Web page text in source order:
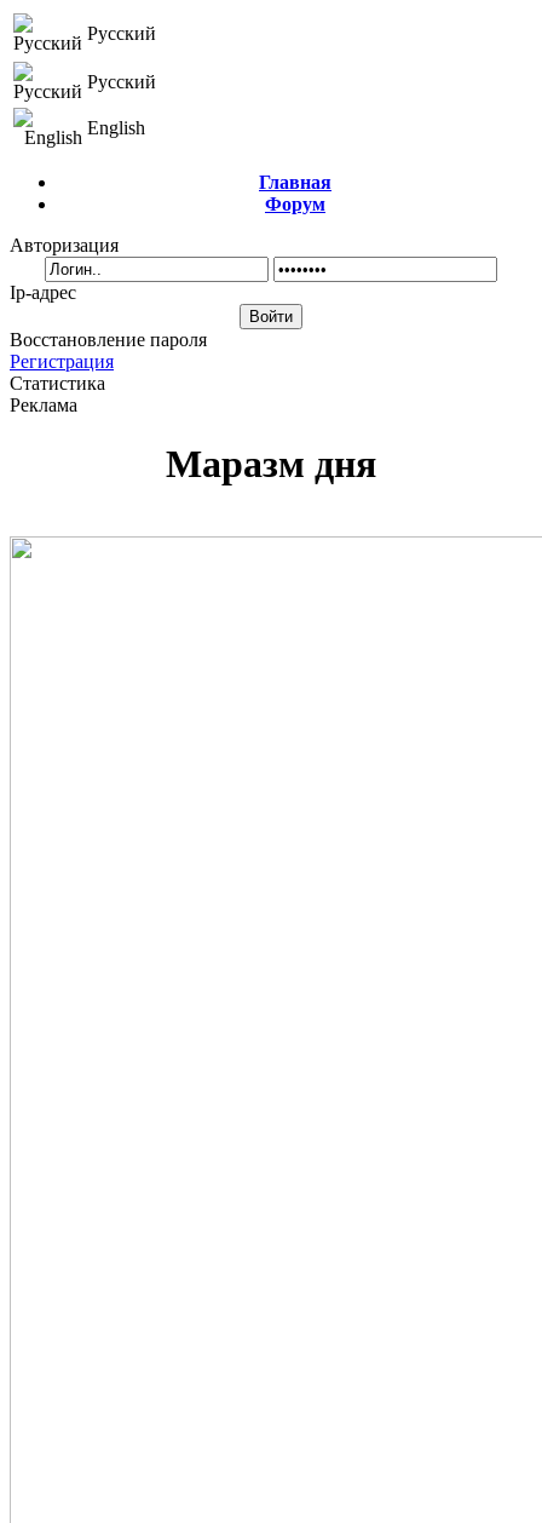
Русский
Русский
English
Главная
Форум
Авторизация
Ip-адрес
Восстановление пароля
Регистрация
Статистика
Реклама
Маразм дня